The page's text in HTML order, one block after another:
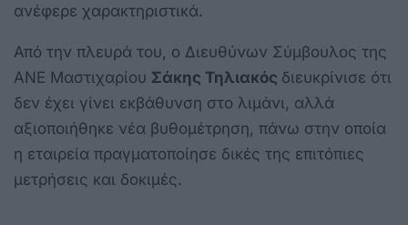
ανέφερε χαρακτηριστικά.
Από την πλευρά του, ο Διευθύνων Σύμβουλος της
ΑΝΕ Μαστιχαρίου Σάκης Τηλιακός διευκρίνισε ότι
δεν έχει γίνει εκβάθυνση στο λιμάνι, αλλά
αξιοποιήθηκε νέα βυθομέτρηση, πάνω στην οποία
η εταιρεία πραγματοποίησε δικές της επιτόπιες
μετρήσεις και δοκιμές.